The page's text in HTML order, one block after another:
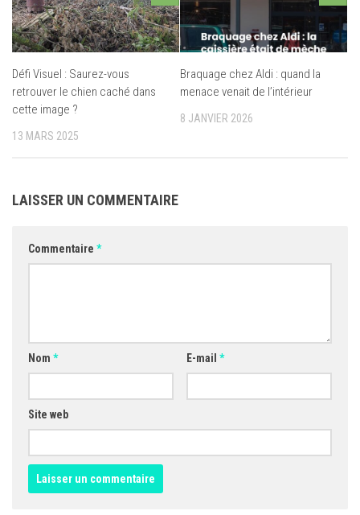
Défi Visuel : Saurez-vous
retrouver le chien caché dans
cette image ?
13 MARS 2025
Braquage chez Aldi : quand la
menace venait de l’intérieur
8 JANVIER 2026
LAISSER UN COMMENTAIRE
Commentaire *
Nom * E-mail *
Site web